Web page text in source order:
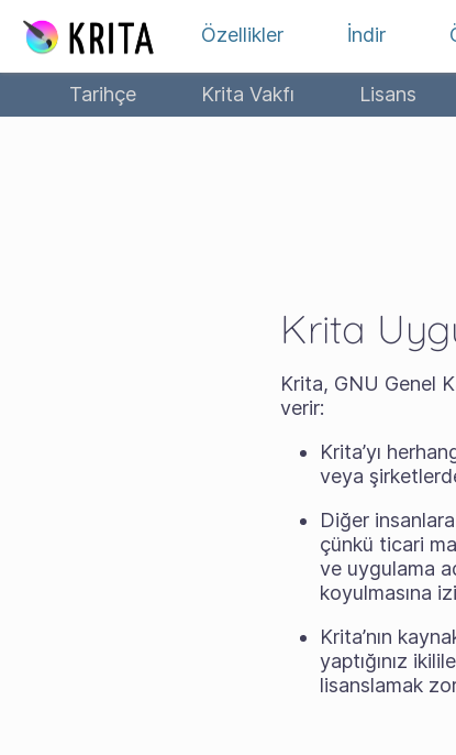
Özellikler
İndir
Tarihçe Krita Vakfı Lisans
Krita
Krita, GNU Genel
verir:
Krita’yı
veya
Diğer insanlara
çünkü ticari
ve uygulama
koyulmasına
Krita’nın
yaptığınız
lisanslamak